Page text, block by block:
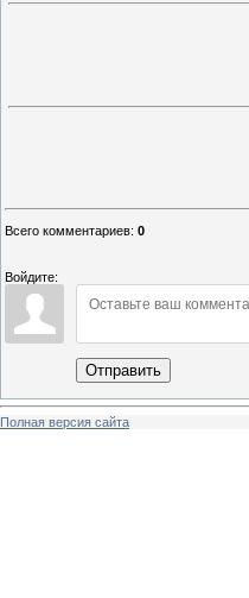
Всего комментариев: 0
Войдите:
Отправить
Полная версия сайта